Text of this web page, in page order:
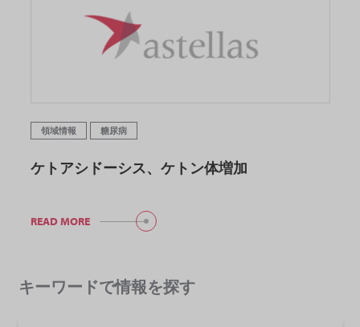
領域情報 糖尿病
ケトアシドーシス、ケトン体増加
READ MORE
キーワードで情報を探す